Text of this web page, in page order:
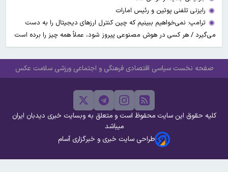
رایزنی تلفنی پوتین و رئیس امارات
ترامپ: نمی‌خواهیم ببینیم که چین کنترل ارز‌های دیجیتال را به دست
می‌گیرد / هر کسی در هوش مصنوعی پیروز شود، عملاً همه چیز را برده است
صفحه نخست سیاسی اقتصادی فرهنگی و اجتماعی ورزشی سلامت عکس
کلیه حقوق این سایت محفوظ است و متعلق به وبسایت خبری دیدبان ایران
میباشد
طراحی سایت خبری و خبرگزاری آسام